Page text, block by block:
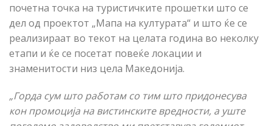
почетна точка на туристичките прошетки што се
дел од проектот „Мапа на културата“ и што ќе се
реализираат во текот на целата година во неколку
етапи и ќе се посетат повеќе локации и
знаменитости низ цела Македонија.
„Горда сум што работам со тим што придонесува
кон промоција на вистинските вредности, а уште